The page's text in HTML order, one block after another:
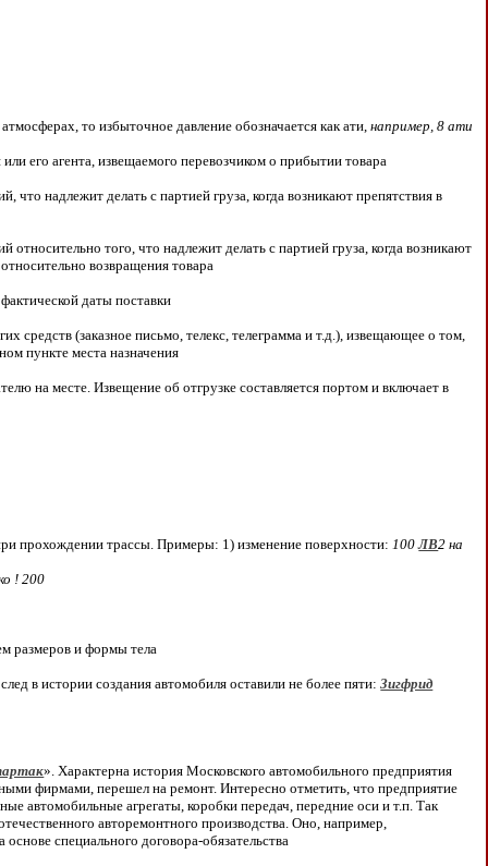
то избыточное давление обозначается как ати,например, 8 ати
его агента, извещаемого перевозчиком о прибытии товара
что надлежит делать с партией груза, когда возникают препятствия в
того, что надлежит делать с партией груза, когда возникают
возвращения товара
даты поставки
средств (заказное письмо, телекс, телеграмма и т.д.), извещающее о том,
пункте места назначения
на месте. Извещение об отгрузке составляется портом и включает в
прохождении трассы. Примеры: 1) изменение поверхности:100ЛВ2 на
! 200
размеров и формы тела
в истории создания автомобиля оставили не более пяти:Зигфрид
». Характерна история Московского автомобильного предприятия
фирмами, перешел на ремонт. Интересно отметить, что предприятие
автомобильные агрегаты, коробки передач, передние оси и т.п. Так
авторемонтного производства. Оно, например,
специального договора-обязательства